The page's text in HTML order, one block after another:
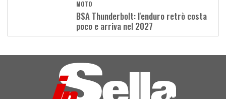
MOTO
BSA Thunderbolt: l'enduro retrò costa
poco e arriva nel 2027
More